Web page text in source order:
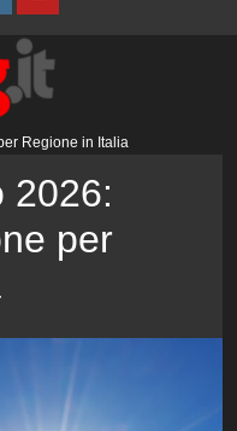
YouTube
Regione in Italia
2026:
per